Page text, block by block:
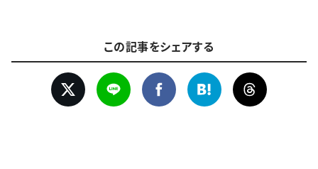
この記事をシェアする